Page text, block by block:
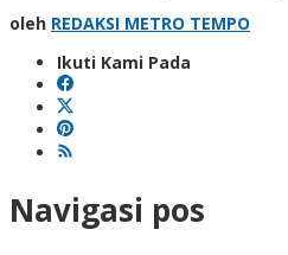
oleh REDAKSI METRO TEMPO
Ikuti Kami Pada
Navigasi pos